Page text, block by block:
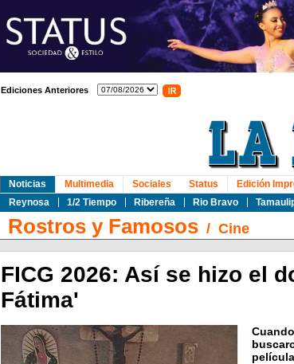
Ediciones Anteriores
Noticias
Reynosa
1/2 Tiempo Ribereña Rio Bravo
Multimedia Sociales Status Edición
Rostros y Famosos/ Cine
FICG 2026: Así se hizo el
Fátima'